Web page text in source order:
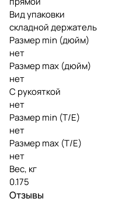
Вид упаковки
складной держатель
Размер min (дюйм)
нет
Размер max (дюйм)
нет
С рукояткой
нет
Размер min (Т/E)
нет
Размер max (T/E)
нет
Вес, кг
0.175
Отзывы